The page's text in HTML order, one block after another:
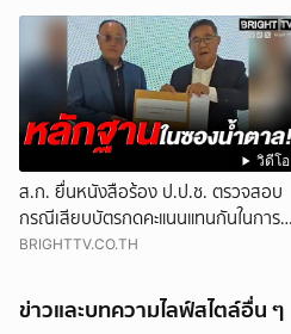
วิดีโอ
ส.ก. ยื่นหนังสือร้อง ป.ป.ช. ตรวจสอบ
กรณีเสียบบัตรกดคะแนนแทนกันในการ
ประชุมสภา กทม.
BRIGHTTV.CO.TH
ข่าวและบทความไลฟ์สไตล์อื่น ๆ